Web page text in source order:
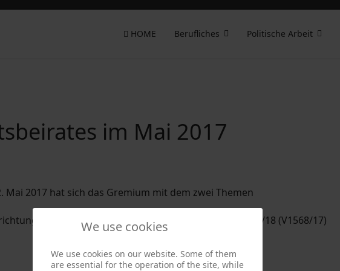
HOME Berufliches Politische Arbeit
im Mai 2017
2017 hat sich das Gremium mit dem zwei Themen
und Kindertagespflege für das Schuljahr 2017/18 (V1568/17)
We use cookies
We use cookies on our website. Some of them
are essential for the operation of the site, while